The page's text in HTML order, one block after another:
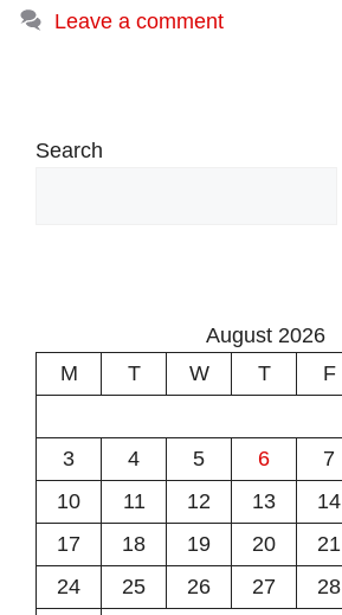
Leave a comment
Search
August 2026
M
T W T F
3
4 5 6 7
10
11 12 13 14
17
18 19 20 21
24
25 26 27 28